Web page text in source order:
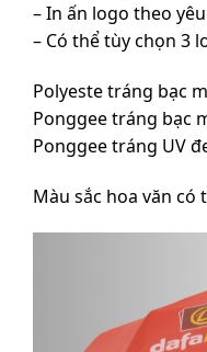
– In ấn logo theo
– Có thể tùy chọn 3
Polyeste tráng bạc
Ponggee tráng bạc
Ponggee tráng UV
Màu sắc hoa văn có